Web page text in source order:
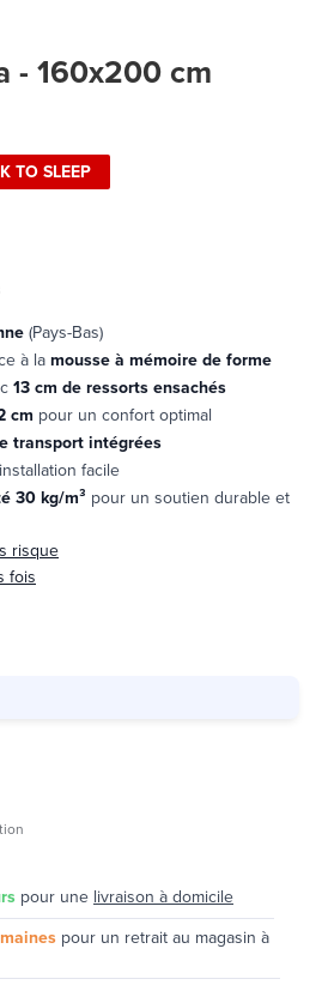
- 160x200 cm
TO SLEEP
(Pays-Bas)
à la mousse à mémoire de forme
13 cm de ressorts ensachés
cm pour un confort optimal
transport intégrées
facile
30 kg/m³ pour un soutien durable et
risque
fois
pour une livraison à domicile
pour un retrait au magasin à